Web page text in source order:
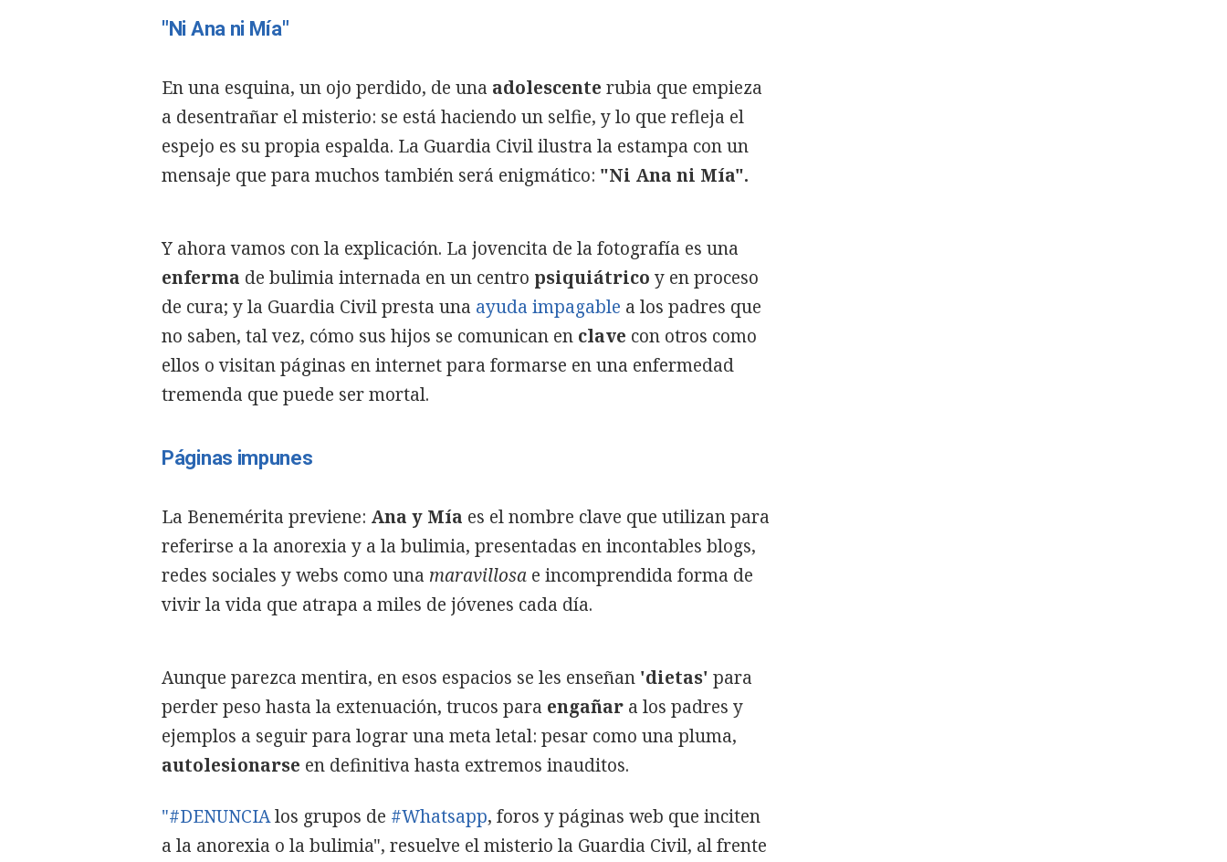
"Ni Ana ni Mía"
En una esquina, un ojo perdido, de una adolescente rubia que empieza
a desentrañar el misterio: se está haciendo un selfie, y lo que refleja el
espejo es su propia espalda. La Guardia Civil ilustra la estampa con un
mensaje que para muchos también será enigmático: "Ni Ana ni Mía".
Y ahora vamos con la explicación. La jovencita de la fotografía es una
enferma de bulimia internada en un centro psiquiátrico y en proceso
de cura; y la Guardia Civil presta una ayuda impagable a los padres que
no saben, tal vez, cómo sus hijos se comunican en clave con otros como
ellos o visitan páginas en internet para formarse en una enfermedad
tremenda que puede ser mortal.
Páginas impunes
La Benemérita previene: Ana y Mía es el nombre clave que utilizan para
referirse a la anorexia y a la bulimia, presentadas en incontables blogs,
redes sociales y webs como una maravillosa e incomprendida forma de
vivir la vida que atrapa a miles de jóvenes cada día.
Aunque parezca mentira, en esos espacios se les enseñan 'dietas' para
perder peso hasta la extenuación, trucos para engañar a los padres y
ejemplos a seguir para lograr una meta letal: pesar como una pluma,
autolesionarse en definitiva hasta extremos inauditos.
"#DENUNCIAlos grupos de #Whatsapp, foros y páginas web que inciten
a la anorexia o la bulimia", resuelve el misterio la Guardia Civil, al frente